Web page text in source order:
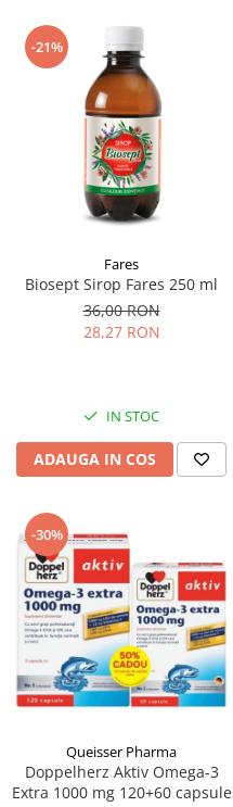
-21%
Fares
Biosept Sirop Fares 250 ml
36,00 RON
28,27 RON
IN STOC
ADAUGA IN COS
-30%
Queisser Pharma
Doppelherz Aktiv Omega-3
Extra 1000 mg 120+60 capsule